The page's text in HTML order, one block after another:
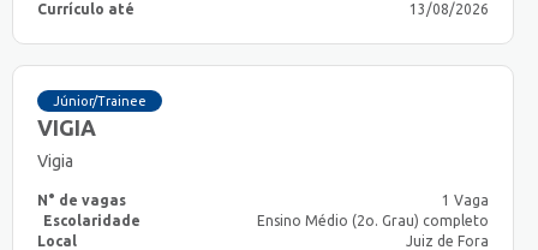
Currículo até
13/08/2026
Júnior/Trainee
VIGIA
Vigia
N° de vagas
1 Vaga
Escolaridade
Ensino Médio (2o. Grau) completo
Local
Juiz de Fora